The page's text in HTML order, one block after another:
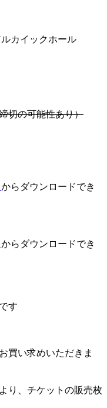
カイックホール
切の可能性あり）
からダウンロードでき
からダウンロードでき
す
買い求めいただきま
り、チケットの販売枚